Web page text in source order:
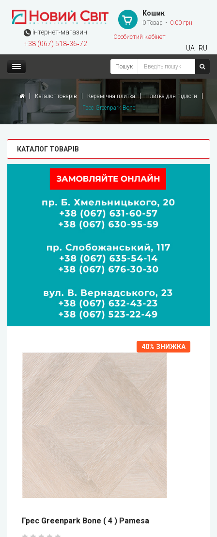
інтернет-магазин
+38 (067) 518‑36‑72
Кошик
0 Товар 0.00 грн
Особистий кабінет
UA RU
Пошук
Каталог товарів Керамічна плитка
Плитка для підлоги
Грес Greenpark Bone
КАТАЛОГ ТОВАРІВ
40% ЗНИЖКА
Грес Greenpark Bone ( 4 ) Pamesa